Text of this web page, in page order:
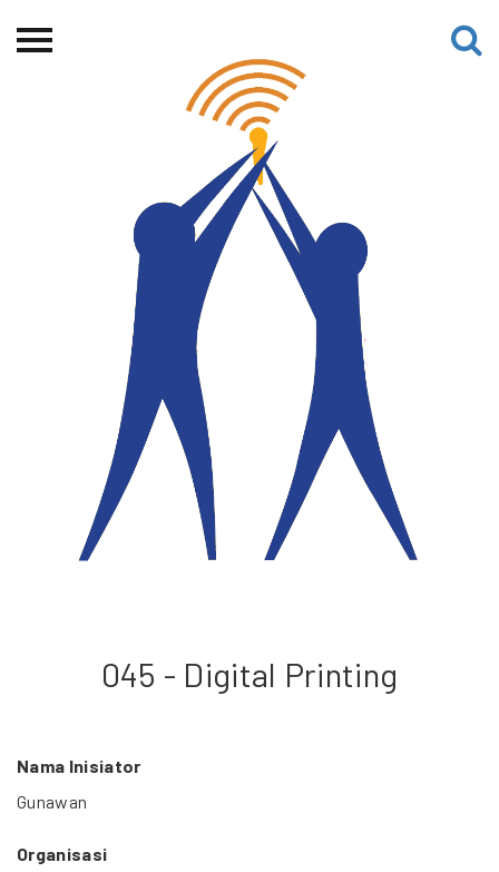
Beranda
Proyek Terdahulu
Kredit Web-site
045 - Digital Printing
Nama Inisiator
Gunawan
Organisasi